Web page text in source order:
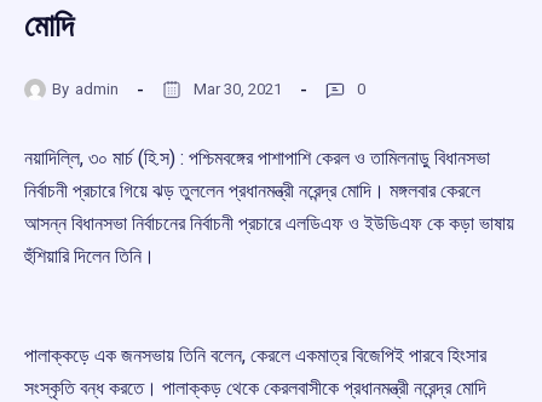
মোদি
By admin Mar 30, 2021 0
নয়াদিল্লি, ৩০ মার্চ (হি.স) : পশ্চিমবঙ্গের পাশাপাশি কেরল ও তামিলনাড়ু বিধানসভা
নির্বাচনী প্রচারে গিয়ে ঝড় তুললেন প্রধানমন্ত্রী নরেন্দ্র মোদি। মঙ্গলবার কেরলে
আসন্ন বিধানসভা নির্বাচনের নির্বাচনী প্রচারে এলডিএফ ও ইউডিএফ কে কড়া ভাষায়
হুঁশিয়ারি দিলেন তিনি।
পালাক্কড়ে এক জনসভায় তিনি বলেন, কেরলে একমাত্র বিজেপিই পারবে হিংসার
সংস্কৃতি বন্ধ করতে। পালাক্কড় থেকে কেরলবাসীকে প্রধানমন্ত্রী নরেন্দ্র মোদি